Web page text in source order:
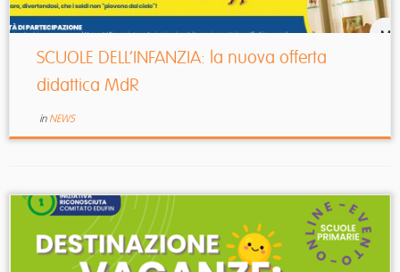
SCUOLE DELL’INFANZIA: la nuova offerta
didattica MdR
in NEWS